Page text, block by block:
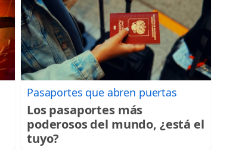
Pasaportes que abren puertas
Los pasaportes más
poderosos del mundo, ¿está el
tuyo?